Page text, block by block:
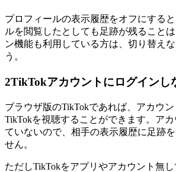
プロフィールの表示履歴をオフにする
ルを閲覧したとしても足跡が残ること
ン機能も利用している方は、切り替え
う。
2TikTokアカウントにログインし
ブラウザ版のTikTokであれば、アカウ
TikTokを視聴することができます。ア
ていないので、相手の表示履歴に足跡
せん。
ただしTikTokをアプリやアカウント無